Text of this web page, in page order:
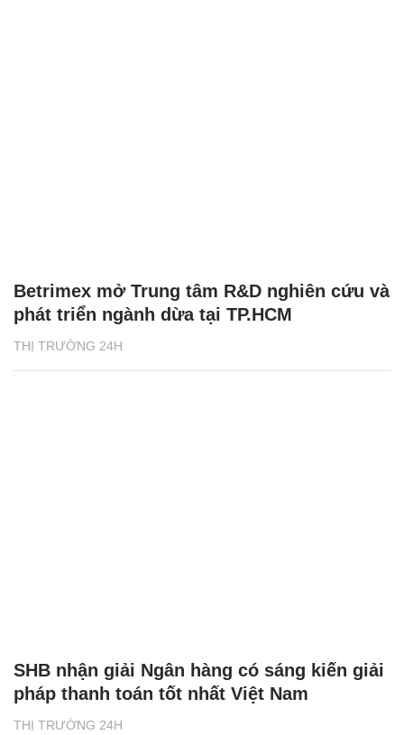
THỊ TRƯỜNG 24H
Betrimex mở Trung tâm R&D nghiên cứu và
phát triển ngành dừa tại TP.HCM
THỊ TRƯỜNG 24H
SHB nhận giải Ngân hàng có sáng kiến giải
pháp thanh toán tốt nhất Việt Nam